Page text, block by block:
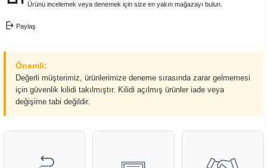
Ürünü incelemek veya denemek için size en yakın mağazayı bulun.
Paylaş
Önemli:
Değerli müşterimiz, ürünlerimize deneme sırasında zarar gelmemesi
için güvenlik kilidi takılmıştır. Kilidi açılmış ürünler iade veya
değişime tabi değildir.